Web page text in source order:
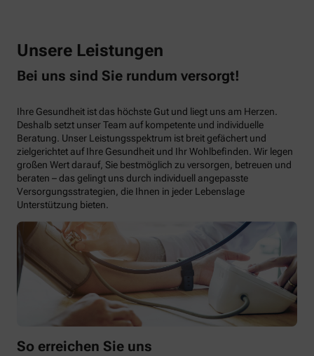
Unsere Leistungen
Bei uns sind Sie rundum versorgt!
Ihre Gesundheit ist das höchste Gut und liegt uns am Herzen.
Deshalb setzt unser Team auf kompetente und individuelle
Beratung. Unser Leistungsspektrum ist breit gefächert und
zielgerichtet auf Ihre Gesundheit und Ihr Wohlbefinden. Wir legen
großen Wert darauf, Sie bestmöglich zu versorgen, betreuen und
beraten – das gelingt uns durch individuell angepasste
Versorgungsstrategien, die Ihnen in jeder Lebenslage
Unterstützung bieten.
So erreichen Sie uns